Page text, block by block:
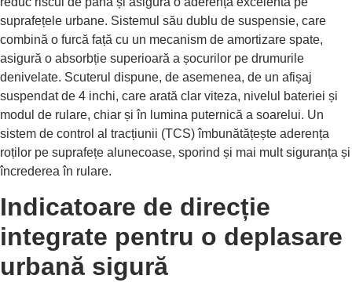
suprafețele urbane. Sistemul său dublu de suspensie, care
combină o furcă față cu un mecanism de amortizare spate,
asigură o absorbție superioară a șocurilor pe drumurile
denivelate. Scuterul dispune, de asemenea, de un afișaj
suspendat de 4 inchi, care arată clar viteza, nivelul bateriei și
modul de rulare, chiar și în lumina puternică a soarelui. Un
sistem de control al tracțiunii (TCS) îmbunătățește aderența
roților pe suprafețe alunecoase, sporind și mai mult siguranța și
încrederea în rulare.
Indicatoare de direcție
integrate pentru o deplasare
urbană sigură